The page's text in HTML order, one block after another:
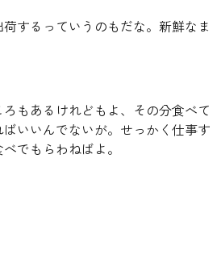
するっていうのもだな。新鮮なま
もあるけれどもよ、その分食べて
いいんでないが。せっかく仕事す
でもらわねばよ。